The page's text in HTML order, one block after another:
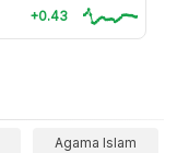
+0.43
Agama Islam